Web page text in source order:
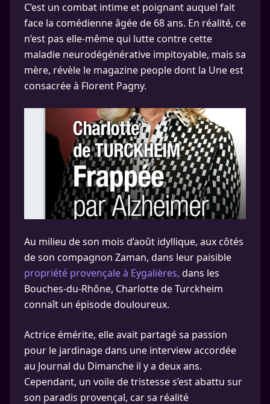
C’est un combat intime et poignant auquel fait
face la comédienne âgée de 68 ans. En réalité, ce
n’est pas elle-même qui lutte contre cette
maladie neurodégénérative impitoyable, mais sa
mère, révèle le magazine people dont la Une est
consacrée à Florent Pagny.
Au milieu de son mois d’août idyllique, aux côtés
de son compagnon Zaman, dans leur paisible
propriété provençale à Eygalières, dans les
Bouches-du-Rhône, Charlotte de Turckheim
connaît un épisode douloureux.
Actrice émérite, elle avait partagé sa passion
pour le jardinage dans une interview accordée
au Journal du Dimanche il y a deux ans.
Cependant, un voile de tristesse s’est abattu sur
son paradis provençal, car sa réalité